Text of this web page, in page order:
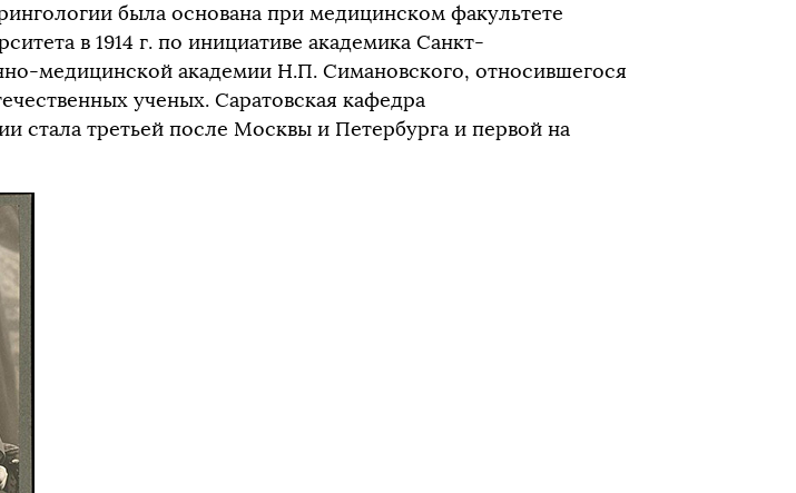
была основана при медицинском факультете
в 1914 г. по инициативе академика Санкт-
медицинской академии Н.П. Симановского, относившегося
ученых. Саратовская кафедра
стала третьей после Москвы и Петербурга и первой на